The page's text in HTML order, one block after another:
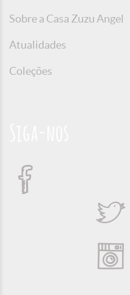
Sobre a Casa Zuzu Angel
Atualidades
Coleções